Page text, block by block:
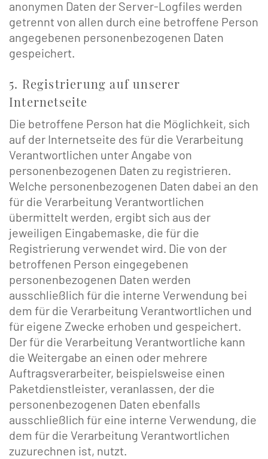
anonymen Daten der Server-Logfiles werden
getrennt von allen durch eine betroffene Person
angegebenen personenbezogenen Daten
gespeichert.
5. Registrierung auf unserer
Internetseite
Die betroffene Person hat die Möglichkeit, sich
auf der Internetseite des für die Verarbeitung
Verantwortlichen unter Angabe von
personenbezogenen Daten zu registrieren.
Welche personenbezogenen Daten dabei an den
für die Verarbeitung Verantwortlichen
übermittelt werden, ergibt sich aus der
jeweiligen Eingabemaske, die für die
Registrierung verwendet wird. Die von der
betroffenen Person eingegebenen
personenbezogenen Daten werden
ausschließlich für die interne Verwendung bei
dem für die Verarbeitung Verantwortlichen und
für eigene Zwecke erhoben und gespeichert.
Der für die Verarbeitung Verantwortliche kann
die Weitergabe an einen oder mehrere
Auftragsverarbeiter, beispielsweise einen
Paketdienstleister, veranlassen, der die
personenbezogenen Daten ebenfalls
ausschließlich für eine interne Verwendung, die
dem für die Verarbeitung Verantwortlichen
zuzurechnen ist, nutzt.